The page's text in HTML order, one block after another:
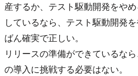
産するか、テスト駆動開発をや
しているなら、テスト駆動開発
ばん確実で正しい。
リリースの準備ができているな
の導入に挑戦する必要はない。